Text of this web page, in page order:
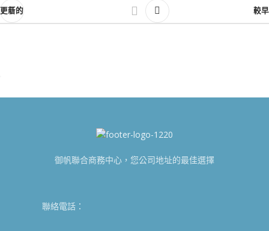
更新的 較早
御帆聯合商務中心，您公司地址的最佳選擇
聯絡電話：